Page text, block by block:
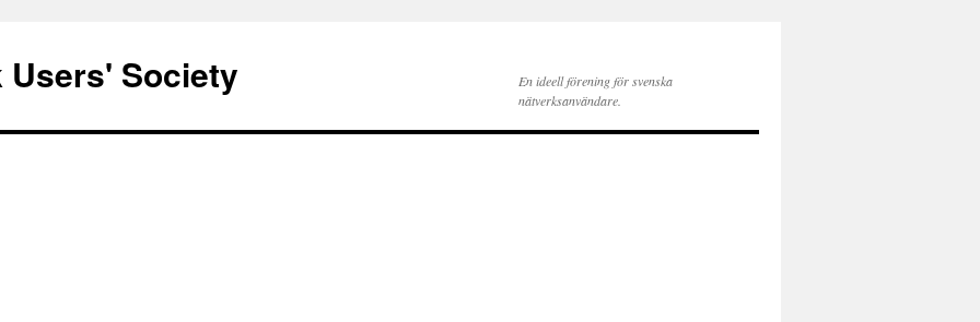
Society
En ideell förening för svenska
nätverksanvändare.